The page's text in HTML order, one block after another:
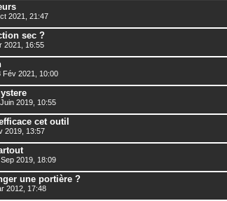
2021, 21:47
sec ?
2021, 16:55
Fév 2021, 10:00
2019, 10:55
cet outil
2019, 13:57
2019, 18:09
une portière ?
2012, 17:48